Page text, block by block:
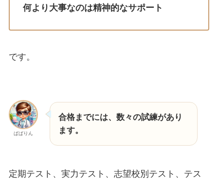
何より大事なのは精神的なサポート
です。
ぱぱりん
合格までには、数々の試練があり
ます。
定期テスト、実力テスト、志望校別テスト、テス